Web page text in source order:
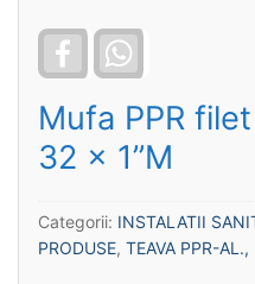
Facebook
Mufa PPR
32 x 1”M
Categorii: INSTALATII
PRODUSE, TEAVA PPR-